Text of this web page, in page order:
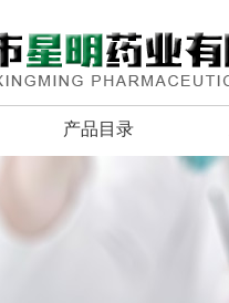
产品目录